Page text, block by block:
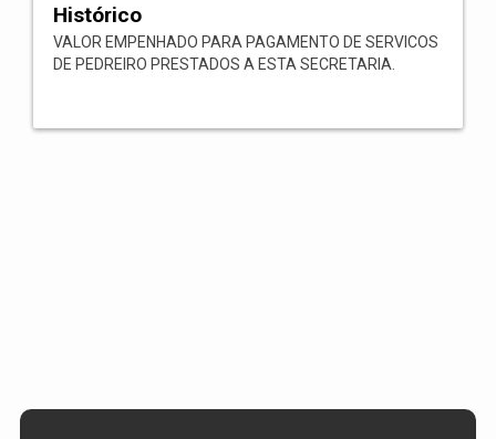
Histórico
VALOR EMPENHADO PARA PAGAMENTO DE SERVICOS
DE PEDREIRO PRESTADOS A ESTA SECRETARIA.